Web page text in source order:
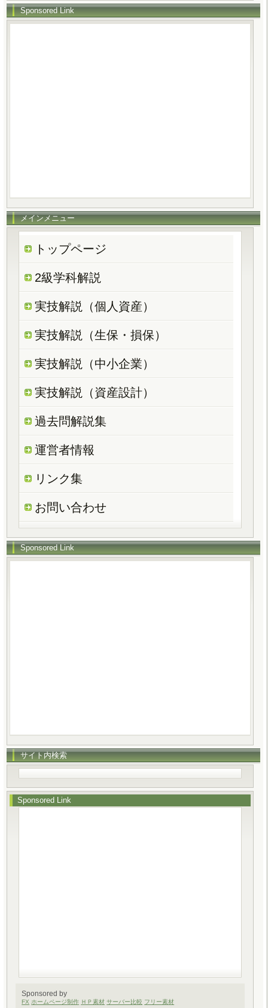
Sponsored Link
メインメニュー
トップページ
2級学科解説
実技解説（個人資産）
実技解説（生保・損保）
実技解説（中小企業）
実技解説（資産設計）
過去問解説集
運営者情報
リンク集
お問い合わせ
Sponsored Link
サイト内検索
Sponsored Link
Sponsored by
FX ホームページ制作 ＨＰ素材 サーバー比較 フリー素材